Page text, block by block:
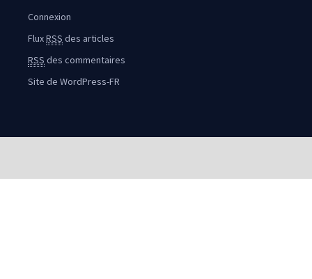
Connexion
FluxRSS des articles
RSS des commentaires
Site de WordPress-FR